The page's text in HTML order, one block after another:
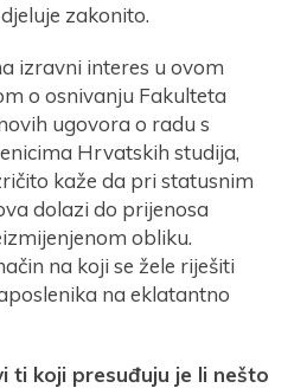
zakonito.
izravni interes u ovom
o osnivanju Fakulteta
ugovora o radu s
Hrvatskih studija,
kaže da pri statusnim
dolazi do prijenosa
obliku.
na koji se žele riješiti
na eklatantno
ti koji presuđuju je li nešto